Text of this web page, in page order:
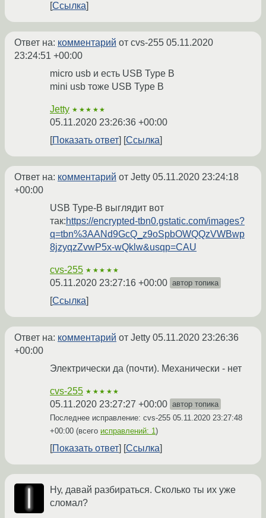
Ссылка
Ответ на: комментарий от cvs-255 05.11.2020
23:24:51 +00:00
micro usb и есть USB Type B
mini usb тоже USB Type B
Jetty ★★★★★
05.11.2020 23:26:36 +00:00
Показать ответ
Ссылка
Ответ на: комментарий от Jetty 05.11.2020 23:24:18
+00:00
USB Type-B выглядит вот
так:https://encrypted-tbn0.gstatic.com/images?
q=tbn%3AANd9GcQ_z9oSpbOWQQzVWBwp
8jzyqzZvwP5x-wQklw&usqp=CAU
cvs-255 ★★★★★
05.11.2020 23:27:16 +00:00 автор топика
Ссылка
Ответ на: комментарий от Jetty 05.11.2020 23:26:36
+00:00
Электрически да (почти). Механически - нет
cvs-255 ★★★★★
05.11.2020 23:27:27 +00:00 автор топика
Последнее исправление: cvs-255 05.11.2020 23:27:48
+00:00 (всего исправлений: 1)
Показать ответ Ссылка
Ну, давай разбираться. Сколько ты их уже
сломал?